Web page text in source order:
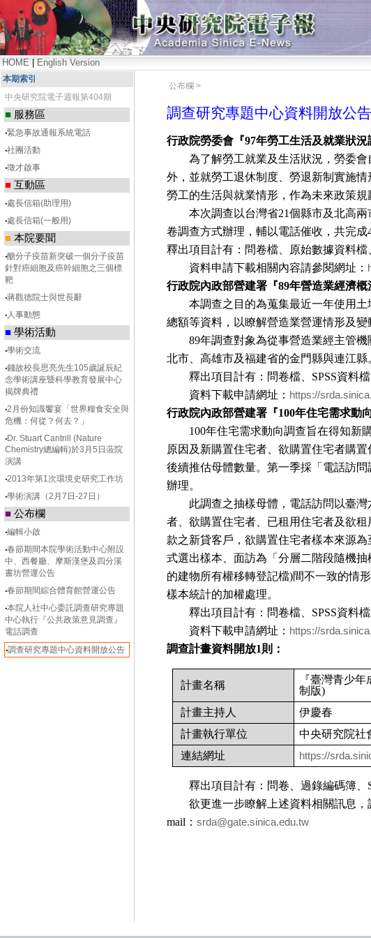
HOME English Version
本期索引
中央研究院電子週報第404期
■ 服務區
‧緊急事故通報系統電話
‧社團活動
‧徵才啟事
■ 互動區
‧處長信箱(助理用)
‧處長信箱(一般用)
■ 本院要聞
‧醣分子疫苗新突破一個分子疫苗
針對癌細胞及癌幹細胞之三個標
靶
‧蔣觀德院士與世長辭
‧人事動態
■ 學術活動
‧學術交流
‧錢故校長思亮先生105歲誕辰紀
念學術講座暨科學教育發展中心
揭牌典禮
‧2月份知識饗宴「世界糧食安全與
危機：何從？何去？」
‧Dr. Stuart Cantrill (Nature
Chemistry總編輯)於3月5日蒞院
演講
‧2013年第1次環境史研究工作坊
‧學術演講（2月7日-27日）
■ 公布欄
‧編輯小啟
‧春節期間本院學術活動中心附設
中、西餐廳、摩斯漢堡及四分溪
書坊營運公告
‧春節期間綜合體育館營運公告
‧本院人社中心委託調查研究專題
中心執行『公共政策意見調查』
電話調查
‧調查研究專題中心資料開放公告
公布欄 >
調查研究專題中心資料開放公告
行政院勞委會『97年勞工生活及就業狀
為了解勞工就業及生活狀況，勞委會
外，並就勞工退休制度、勞退新制實施
勞工的生活與就業情形，作為未來政策規
本次調查以台灣省21個縣市及北高兩
卷調查方式辦理，輔以電話催收，共完成
釋出項目計有：問卷檔、原始數據資料檔
資料申請下載相關內容請參閱網址：
行政院內政部營建署『89年營造業經濟
本調查之目的為蒐集最近一年使用土
總額等資料，以瞭解營造業營運情形及
89年調查對象為從事營造業經主管
北市、高雄市及福建省的金門縣與連江
釋出項目計有：問卷檔、 SPSS資料檔
資料下載申請網址： https://
行政院內政部營建署『100年住宅需求動
100年住宅需求動向調查旨在得知新
原因及新購置住宅者、欲購置住宅者購
後續推估母體數量。第一季採「電話訪
辦理。
此調查之抽樣母體，電話訪問以臺灣
者、欲購置住宅者、已租用住宅者及欲
款之新貸客戶，欲購置住宅者樣本來源
式選出樣本、面訪為「分層二階段隨機
的建物所有權移轉登記檔)間不一致的情
樣本統計的加權處理。
釋出項目計有：問卷檔、 SPSS資料檔
資料下載申請網址： https://
調查計畫資料開放1則：
計畫名稱 『臺灣青少
制版)
計畫主持人
伊慶春
計畫執行單位
中央研究院社
連結網址
https://
釋出項目計有：問卷、過錄編碼簿、
欲更進一步瞭解上述資料相關訊息 ，
mail ： srda@gate.sinica.edu.tw